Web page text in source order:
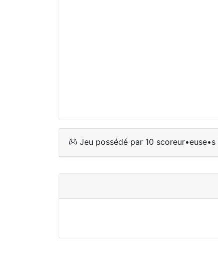
Jeu possédé par 10 scoreur•euse•s